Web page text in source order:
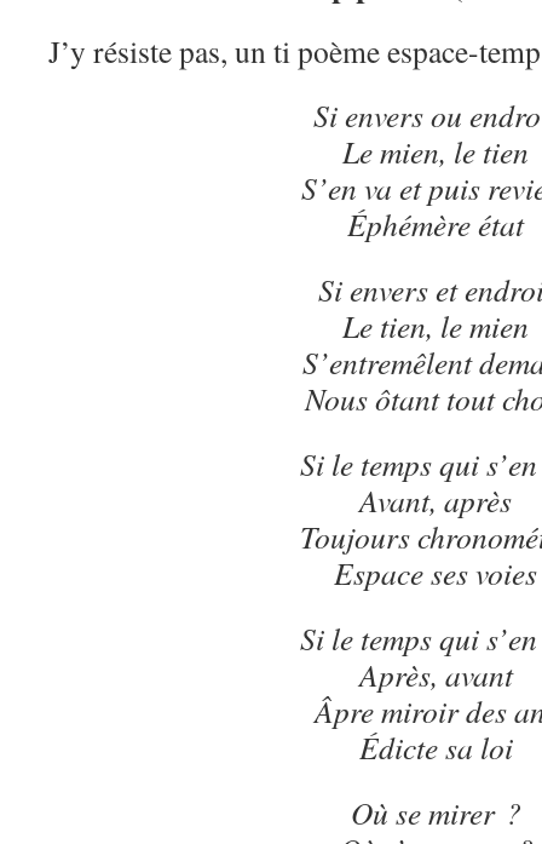
J’y résiste pas, un ti poème espace-
Si envers ou
Le mien, le tien
S’en va et puis
Éphémère état
Si envers et
Le tien, le mien
S’entremêlent
Nous ôtant tout
Si le temps qui
Avant, après
Toujours
Espace ses voies
Si le temps qui
Après, avant
Âpre miroir des
Édicte sa loi
Où se mirer ?